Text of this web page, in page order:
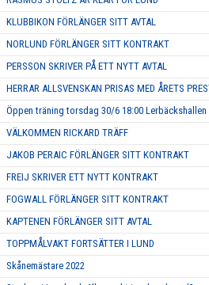
KLUBBIKON FÖRLÄNGER SITT AVTAL
NORLUND FÖRLÄNGER SITT KONTRAKT
PERSSON SKRIVER PÅ ETT NYTT AVTAL
HERRAR ALLSVENSKAN PRISAS MED ÅRETS
Öppen träning torsdag 30/6 18:00 Lerbäckshallen
VÄLKOMMEN RICKARD TRÄFF
JAKOB PERAIC FÖRLÄNGER SITT KONTRAKT
FREIJ SKRIVER ETT NYTT KONTRAKT
FOGWALL FÖRLÄNGER SITT KONTRAKT
KAPTENEN FÖRLÄNGER SITT AVTAL
TOPPMÅLVAKT FORTSÄTTER I LUND
Skånemästare 2022